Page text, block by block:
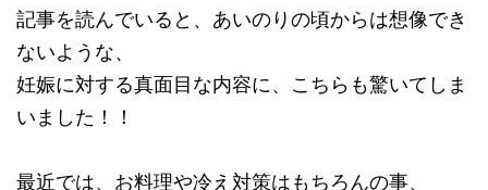
記事を読んでいると、あいのりの頃からは想像でき
ないような、
妊娠に対する真面目な内容に、こちらも驚いてしま
いました！！
最近では、お料理や冷え対策はもちろんの事、